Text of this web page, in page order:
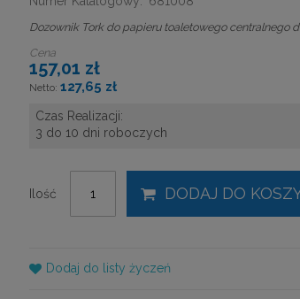
Dozownik Tork do papieru toaletowego centralnego
Cena
157,01 zł
127,65 zł
Czas Realizacji:
3 do 10 dni roboczych
Ilość DODAJ DO
Dodaj do listy życzeń